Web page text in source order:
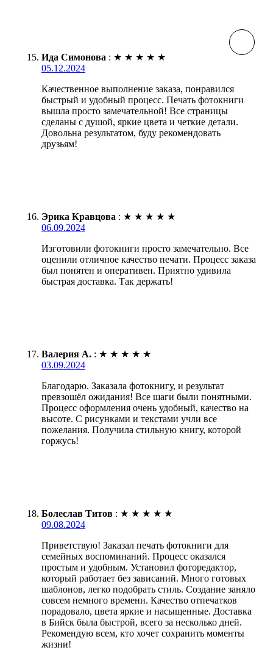
Ида Симонова : ★ ★ ★ ★ ★
05.12.2024
Качественное выполнение заказа, понравился
быстрый и удобный процесс. Печать фотокниги
вышла просто замечательной! Все страницы
сделаны с душой, яркие цвета и четкие детали.
Довольна результатом, буду рекомендовать
друзьям!
Эрика Кравцова : ★ ★ ★ ★ ★
06.09.2024
Изготовили фотокниги просто замечательно. Все
оценили отличное качество печати. Процесс заказа
был понятен и оперативен. Приятно удивила
быстрая доставка. Так держать!
Валерия А. : ★ ★ ★ ★ ★
03.09.2024
Благодарю. Заказала фотокнигу, и результат
превзошёл ожидания! Все шаги были понятными.
Процесс оформления очень удобный, качество на
высоте. С рисунками и текстами учли все
пожелания. Получила стильную книгу, которой
горжусь!
Болеслав Титов : ★ ★ ★ ★ ★
09.08.2024
Приветствую! Заказал печать фотокниги для
семейных воспоминаний. Процесс оказался
простым и удобным. Установил фоторедактор,
который работает без зависаний. Много готовых
шаблонов, легко подобрать стиль. Создание заняло
совсем немного времени. Качество отпечатков
порадовало, цвета яркие и насыщенные. Доставка
в Бийск была быстрой, всего за несколько дней.
Рекомендую всем, кто хочет сохранить моменты
жизни!